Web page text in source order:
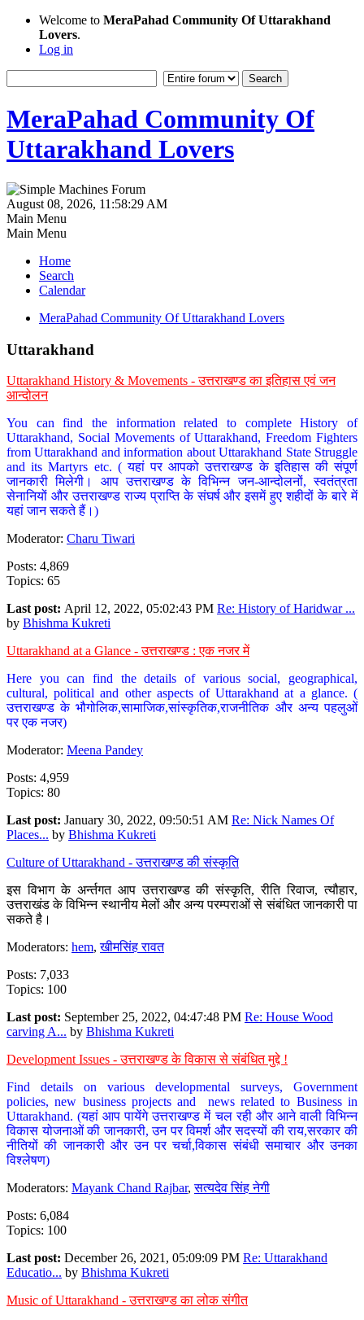
Welcome to MeraPahad Community Of Uttarakhand
Lovers.
Log in
MeraPahad Community Of
Uttarakhand Lovers
August 08, 2026, 11:58:29 AM
Main Menu
Main Menu
Home
Search
Calendar
MeraPahad Community Of Uttarakhand Lovers
Uttarakhand
Uttarakhand History & Movements - उत्तराखण्ड का इतिहास एवं जन
आन्दोलन
You can find the information related to complete History of
Uttarakhand, Social Movements of Uttarakhand, Freedom Fighters
from Uttarakhand and information about Uttarakhand State Struggle
and its Martyrs etc. ( यहां पर आपको उत्तराखण्ड के इतिहास की संपूर्ण
जानकारी मिलेगी। आप उत्तराखण्ड के विभिन्न जन-आन्दोलनों, स्वतंत्रता
सेनानियों और उत्तराखण्ड राज्य प्राप्ति के संघर्ष और इसमें हुए शहीदों के बारे में
यहां जान सकते हैं।)
Moderator: Charu Tiwari
Posts: 4,869
Topics: 65
Last post: April 12, 2022, 05:02:43 PM Re: History of Haridwar ...
by Bhishma Kukreti
Uttarakhand at a Glance - उत्तराखण्ड : एक नजर में
Here you can find the details of various social, geographical,
cultural, political and other aspects of Uttarakhand at a glance. (
उत्तराखण्ड के भौगोलिक,सामाजिक,सांस्कृतिक,राजनीतिक और अन्य पहलुओं
पर एक नजर)
Moderator: Meena Pandey
Posts: 4,959
Topics: 80
Last post: January 30, 2022, 09:50:51 AM Re: Nick Names Of
Places... by Bhishma Kukreti
Culture of Uttarakhand - उत्तराखण्ड की संस्कृति
इस विभाग के अर्न्तगत आप उत्तराखण्ड की संस्कृति, रीति रिवाज, त्यौहार,
उत्तराखंड के विभिन्न स्थानीय मेलों और अन्य परम्पराओं से संबंधित जानकारी पा
सकते है।
Moderators: hem,खीमसिंह रावत
Posts: 7,033
Topics: 100
Last post: September 25, 2022, 04:47:48 PM Re: House Wood
carving A... by Bhishma Kukreti
Development Issues - उत्तराखण्ड के विकास से संबंधित मुद्दे !
Find details on various developmental surveys, Government
policies, new business projects and news related to Business in
Uttarakhand. (यहां आप पायेंगे उत्तराखण्ड में चल रही और आने वाली विभिन्न
विकास योजनाओं की जानकारी, उन पर विमर्श और सदस्यों की राय,सरकार की
नीतियों की जानकारी और उन पर चर्चा,विकास संबंधी समाचार और उनका
विश्लेषण)
Moderators: Mayank Chand Rajbar,सत्यदेव सिंह नेगी
Posts: 6,084
Topics: 100
Last post: December 26, 2021, 05:09:09 PM Re: Uttarakhand
Educatio... by Bhishma Kukreti
Music of Uttarakhand - उत्तराखण्ड का लोक संगीत